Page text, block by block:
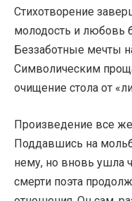
Стихотворение
молодость и любовь
Беззаботные мечты
Символическим
очищение стола от
Произведение все
Поддавшись на
нему, но вновь ушла
смерти поэта